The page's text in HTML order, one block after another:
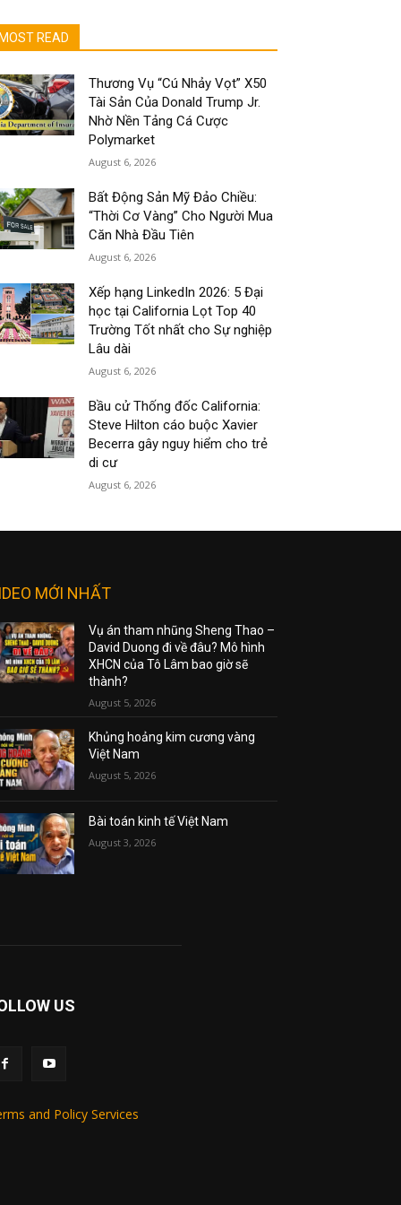
MOST READ
Thương Vụ “Cú Nhảy Vọt” X50
Tài Sản Của Donald Trump Jr.
Nhờ Nền Tảng Cá Cược
Polymarket
August 6, 2026
Bất Động Sản Mỹ Đảo Chiều:
“Thời Cơ Vàng” Cho Người Mua
Căn Nhà Đầu Tiên
August 6, 2026
Xếp hạng LinkedIn 2026: 5 Đại
học tại California Lọt Top 40
Trường Tốt nhất cho Sự nghiệp
Lâu dài
August 6, 2026
Bầu cử Thống đốc California:
Steve Hilton cáo buộc Xavier
Becerra gây nguy hiểm cho trẻ
di cư
August 6, 2026
MỚI NHẤT
Vụ án tham nhũng Sheng Thao –
David Duong đi về đâu? Mô hình
XHCN của Tô Lâm bao giờ sẽ
thành?
August 5, 2026
Khủng hoảng kim cương vàng
Việt Nam
August 5, 2026
Bài toán kinh tế Việt Nam
August 3, 2026
US
and Policy Services